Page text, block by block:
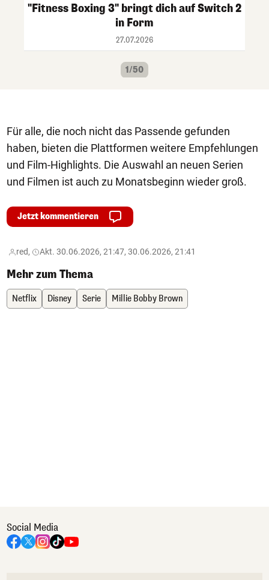
"Fitness Boxing 3" bringt dich auf Switch 2
in Form
27.07.2026
1/50
Für alle, die noch nicht das Passende gefunden
haben, bieten die Plattformen weitere Empfehlungen
und Film-Highlights. Die Auswahl an neuen Serien
und Filmen ist auch zu Monatsbeginn wieder groß.
Jetzt kommentieren
red, Akt. 30.06.2026, 21:47, 30.06.2026, 21:41
Mehr zum Thema
Netflix Disney Serie Millie Bobby Brown
Social Media